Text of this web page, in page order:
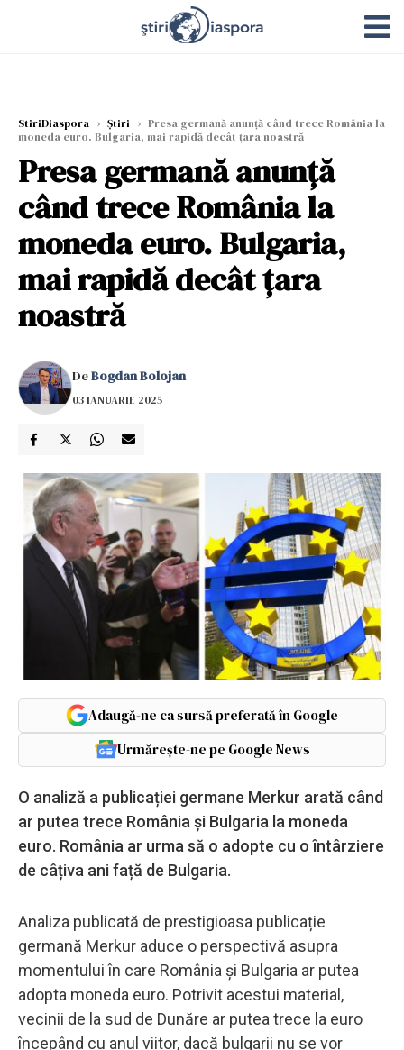
StiriDiaspora › Știri › Presa germană anunță când trece România la
moneda euro. Bulgaria, mai rapidă decât țara noastră
Presa germană anunță
când trece România la
moneda euro. Bulgaria,
mai rapidă decât țara
noastră
DeBogdan Bolojan
03 IANUARIE 2025
Adaugă-ne ca sursă preferată în Google
Urmărește-ne pe Google News
O analiză a publicației germane Merkur arată când
ar putea trece România și Bulgaria la moneda
euro. România ar urma să o adopte cu o întârziere
de câțiva ani față de Bulgaria.
Analiza publicată de prestigioasa publicație
germană Merkur aduce o perspectivă asupra
momentului în care România și Bulgaria ar putea
adopta moneda euro. Potrivit acestui material,
vecinii de la sud de Dunăre ar putea trece la euro
începând cu anul viitor, dacă bulgarii nu se vor